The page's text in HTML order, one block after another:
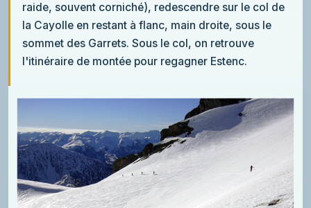
raide, souvent corniché), redescendre sur le col de
la Cayolle en restant à flanc, main droite, sous le
sommet des Garrets. Sous le col, on retrouve
l'itinéraire de montée pour regagner Estenc.